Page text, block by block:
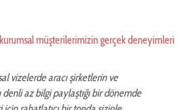
müşterilerimizin gerçek deneyimleri
vizelerde aracı şirketlerin ve
denli az bilgi paylaştığı bir dönemde